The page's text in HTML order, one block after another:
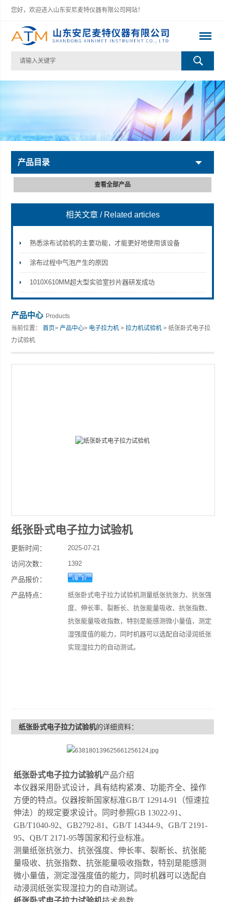
您好，欢迎进入山东安尼麦特仪器有限公司网站！
山东安尼麦特仪器有限公司
产品目录
查看全部产品
相关文章 / Related articles
熟悉涂布试验机的主要功能，才能更好地使用该设备
涂布过程中气泡产生的原因
1010X610MM超大型实验室抄片器研发成功
产品中心 Products
当前位置：首页>产品中心> 电子拉力机 >拉力机试验机 > 纸张卧式电子拉
力试验机
纸张卧式电子拉力试验机
更新时间： 2025-07-21
访问次数： 1392
产品报价：
产品特点：
纸张卧式电子拉力试验机测量纸张抗张力、抗张强
度、伸长率、裂断长、抗张能量吸收、抗张指数、
抗张能量吸收指数，特别是能感测微小量值，测定
湿强度值的能力，同时机器可以选配自动浸润纸张
实现湿拉力的自动测试。
纸张卧式电子拉力试验机的详细资料：
纸张卧式电子拉力试验机产品介绍
本仪器采用卧式设计，具有结构紧凑、功能齐全、操作
方便的特点。仪器按新国家标准GB/T 12914-91（恒速拉
伸法）的规定要求设计。同时参照GB 13022-91、
GB/T1040-92、GB2792-81、GB/T 14344-9、GB/T 2191-
95、QB/T 2171-95等国家和行业标准。
测量纸张抗张力、抗张强度、伸长率、裂断长、抗张能
量吸收、抗张指数、抗张能量吸收指数，特别是能感测
微小量值，测定湿强度值的能力，
同时机器可以选配自
动浸润纸张实现湿拉力的自动测试。